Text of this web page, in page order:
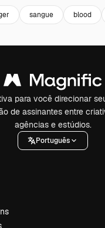
sangue blood
para você direcionar
de assinantes entre
agências e estúdios.
Português